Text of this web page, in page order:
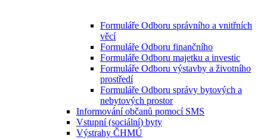
Formuláře Odboru správního a vnitřních
věcí
Formuláře Odboru finančního
Formuláře Odboru majetku a investic
Formuláře Odboru výstavby a životního
prostředí
Formuláře Odboru správy bytových a
nebytových prostor
Informování občanů pomocí SMS
Vstupní (sociální) byty
Výstrahy ČHMÚ